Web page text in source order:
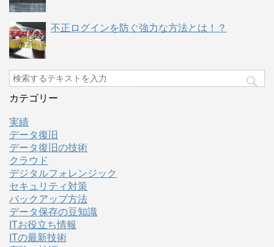
不正ログインを防ぐ強力な方法とは！？
カテゴリー
実績
データ復旧
データ復旧の技術
クラウド
デジタルフォレンジック
セキュリティ対策
バックアップ方法
データ保存の豆知識
ITお役立ち情報
ITの最新技術